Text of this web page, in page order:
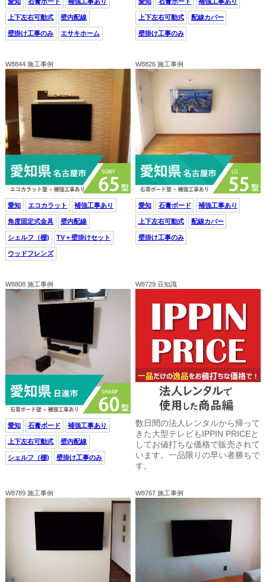
上下左右可動式 壁内配線
壁掛け工事のみ エサキホーム
上下左右可動式 配線カバー
壁掛け工事のみ
W8844 施工事例
愛知 エコカラット 補強工事あり
角度固定式金具 壁内配線
シェルフ（棚) TV＋壁掛けセット
ウッドフレンズ
W8826 施工事例
愛知 石膏ボード 補強工事あり
上下左右可動式 配線カバー
壁掛け工事のみ
W8808 施工事例
愛知 石膏ボード 補強工事あり
上下左右可動式 壁内配線
シェルフ（棚) 壁掛け工事のみ
W8729 豆知識
数日間の法人レンタルから帰って
きた大型テレビもIPPIN PRICEと
してお値打ちな価格で販売されて
います。一品限りの早い者勝ちで
す。
W8789 施工事例 W8767 施工事例